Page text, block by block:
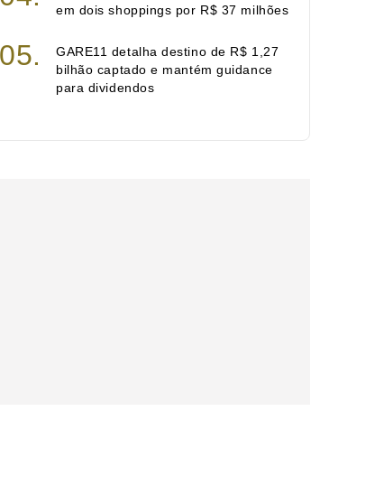
em dois shoppings por R$ 37 milhões
GARE11 detalha destino de R$ 1,27
bilhão captado e mantém guidance
para dividendos